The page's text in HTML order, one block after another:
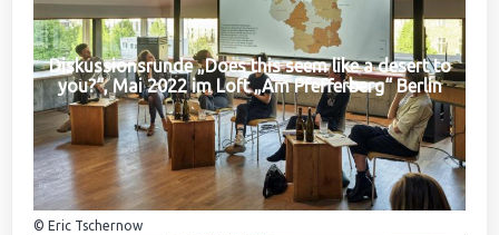
Diskussionsrunde „Does this seem like a desert to
you?“, Mai 2022 im Loft „Am Pfefferberg“ Berlin
© Eric Tschernow